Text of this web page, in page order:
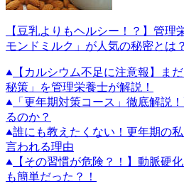
【豆乳よりもヘルシー！？】管理
モンドミルク」が人気の秘密とは？
【カルシウム不足に注意報】ま
秘策」を管理栄養士が解説！
「更年期対策コース」徹底解説
るのか？
誰にも教えたくない！更年期の
言われる理由
【その習慣が危険？！】動脈硬
も簡単だった？！